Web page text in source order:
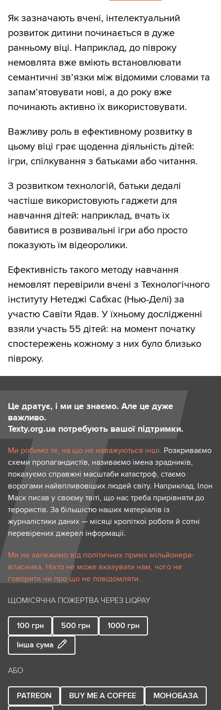
Як зазначають вчені, інтелектуальний
розвиток дитини починається в дуже
ранньому віці. Наприклад, до півроку
немовлята вже вміють встановлювати
семантичні зв’язки між відомими словами та
запам’ятовувати нові, а до року вже
починають активно їх використовувати.
Важливу роль в ефективному розвитку в
цьому віці грає щоденна діяльність дітей:
ігри, спілкування з батьками або читання.
З розвитком технологій, батьки дедалі
частіше використовують гаджети для
навчання дітей: наприклад, вчать їх
бавитися в розвивальні ігри або просто
показують їм відеоролики.
Ефективність такого методу навчання
немовлят перевірили вчені з Технологічного
інституту Нетеджі Сабхас (Нью-Делі) за
участю Савіти Ядав. У їхньому дослідженні
взяли участь 55 дітей: на момент початку
спостережень кожному з них було близько
півроку.
Це дратує, і ми це знаємо. Але це дуже
важливо.
Texty.org.ua потребують вашої підтримки.
Ми робимо те, на що не наважуються інші. Розкриваємо
схеми пропагандистів, називаємо імена зрадників,
показуємо справжні масштаби катастроф, стаємо
ворогами найвпливовіших людей світу. Наприклад, Ілон
Маск писав у своєму твіті, що нас треба прирівняти до
терористів. За більшістю наших матеріалів із
журналістики даних — місяці кропіткої роботи й сотні
перевірених джерел інформації.
Ми не залежимо від політичних примх мільйонера-
власника. Ніхто не може вказувати нам, чого не
говорити чи про що не повідомляти.
ЩОМІСЯЧНА ПОЖЕРТВА ЧЕРЕЗ LIQPAY
100 грн 500 грн 1000 грн
Інша сума
АБО
PATREON BUY ME A COFFEE МОНОБАЗА